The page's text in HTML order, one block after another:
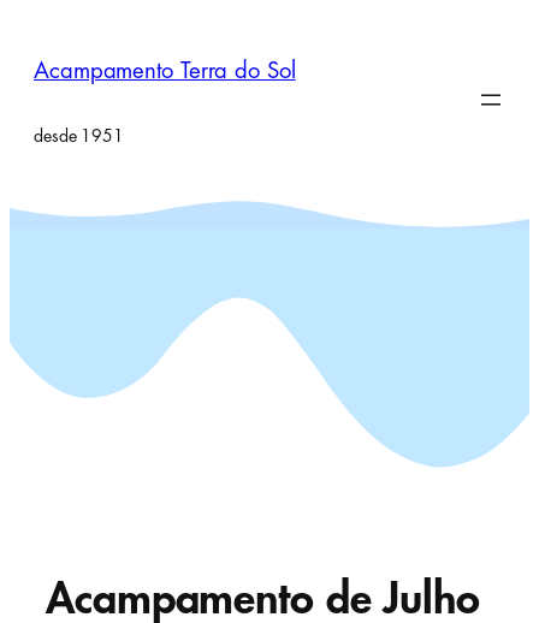
Acampamento Terra do Sol
desde 1951
Acampamento de Julho